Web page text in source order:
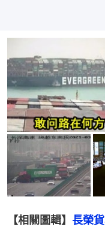
【相關圖輯】 長榮